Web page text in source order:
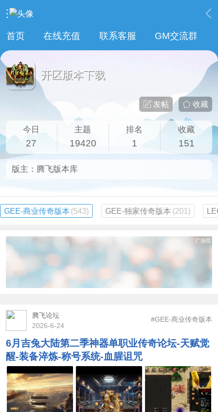
首页 在线充值 联系客服 GM交流群
开区版本下载
收藏
发帖
今日
27
主题
19420
排名
1
收藏
151
版主： 腾飞版本库
GEE-商业传奇版本(543) GEE-独家传奇版本 (201)
腾飞论坛
2026-6-24
#GEE-商业传奇版本
6月吉兔大陆第二季神器单职业传奇论坛-天赋觉
醒-装备淬炼-称号系统-血腥诅咒